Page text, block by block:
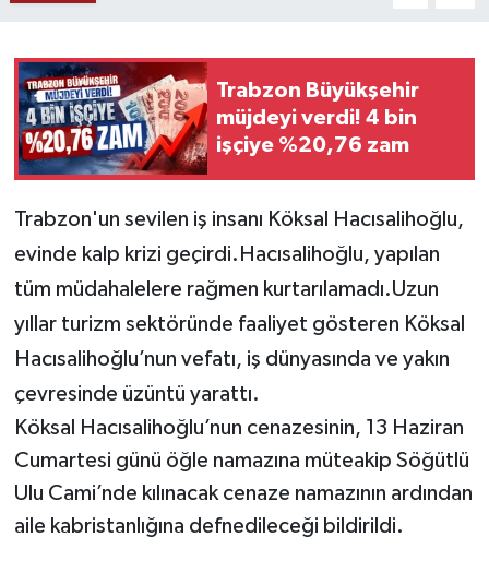
Trabzon Büyükşehir
müjdeyi verdi! 4 bin
işçiye %20,76 zam
Trabzon'un sevilen iş insanı Köksal Hacısalihoğlu,
evinde kalp krizi geçirdi.Hacısalihoğlu, yapılan
tüm müdahalelere rağmen kurtarılamadı.Uzun
yıllar turizm sektöründe faaliyet gösteren Köksal
Hacısalihoğlu’nun vefatı, iş dünyasında ve yakın
çevresinde üzüntü yarattı.
Köksal Hacısalihoğlu’nun cenazesinin, 13 Haziran
Cumartesi günü öğle namazına müteakip Söğütlü
Ulu Cami’nde kılınacak cenaze namazının ardından
aile kabristanlığına defnedileceği bildirildi.